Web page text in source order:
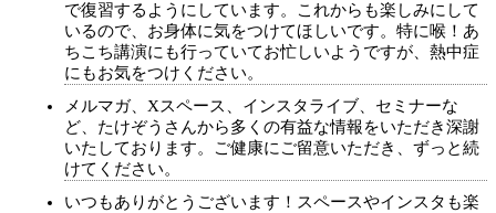
で復習するようにしています。これからも楽しみにして
いるので、お身体に気をつけてほしいです。特に喉！あ
ちこち講演にも行っていてお忙しいようですが、熱中症
にもお気をつけください。
メルマガ、Xスペース、インスタライブ、セミナーな
ど、たけぞうさんから多くの有益な情報をいただき深謝
いたしております。ご健康にご留意いただき、ずっと続
けてください。
いつもありがとうございます！スペースやインスタも楽